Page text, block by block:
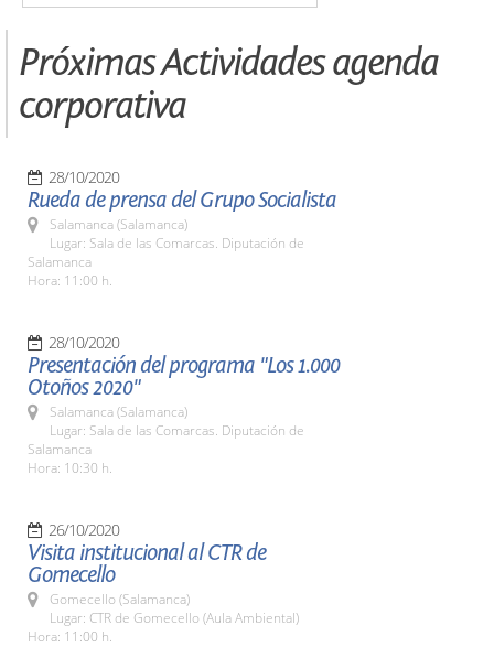
Próximas Actividades agenda
corporativa
28/10/2020
Rueda de prensa del Grupo Socialista
Salamanca (Salamanca)
Lugar: Sala de las Comarcas. Diputación de
Salamanca
Hora: 11:00 h.
28/10/2020
Presentación del programa "Los 1.000
Otoños 2020"
Salamanca (Salamanca)
Lugar: Sala de las Comarcas. Diputación de
Salamanca
Hora: 10:30 h.
26/10/2020
Visita institucional al CTR de
Gomecello
Gomecello (Salamanca)
Lugar: CTR de Gomecello (Aula Ambiental)
Hora: 11:00 h.